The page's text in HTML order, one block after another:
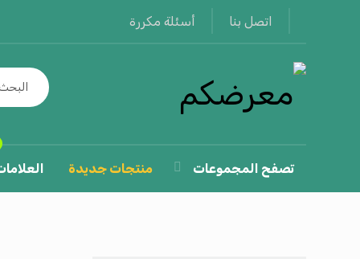
اتصل بنا أسئلة مكررة
تصفح المجموعات منتجات جديدة